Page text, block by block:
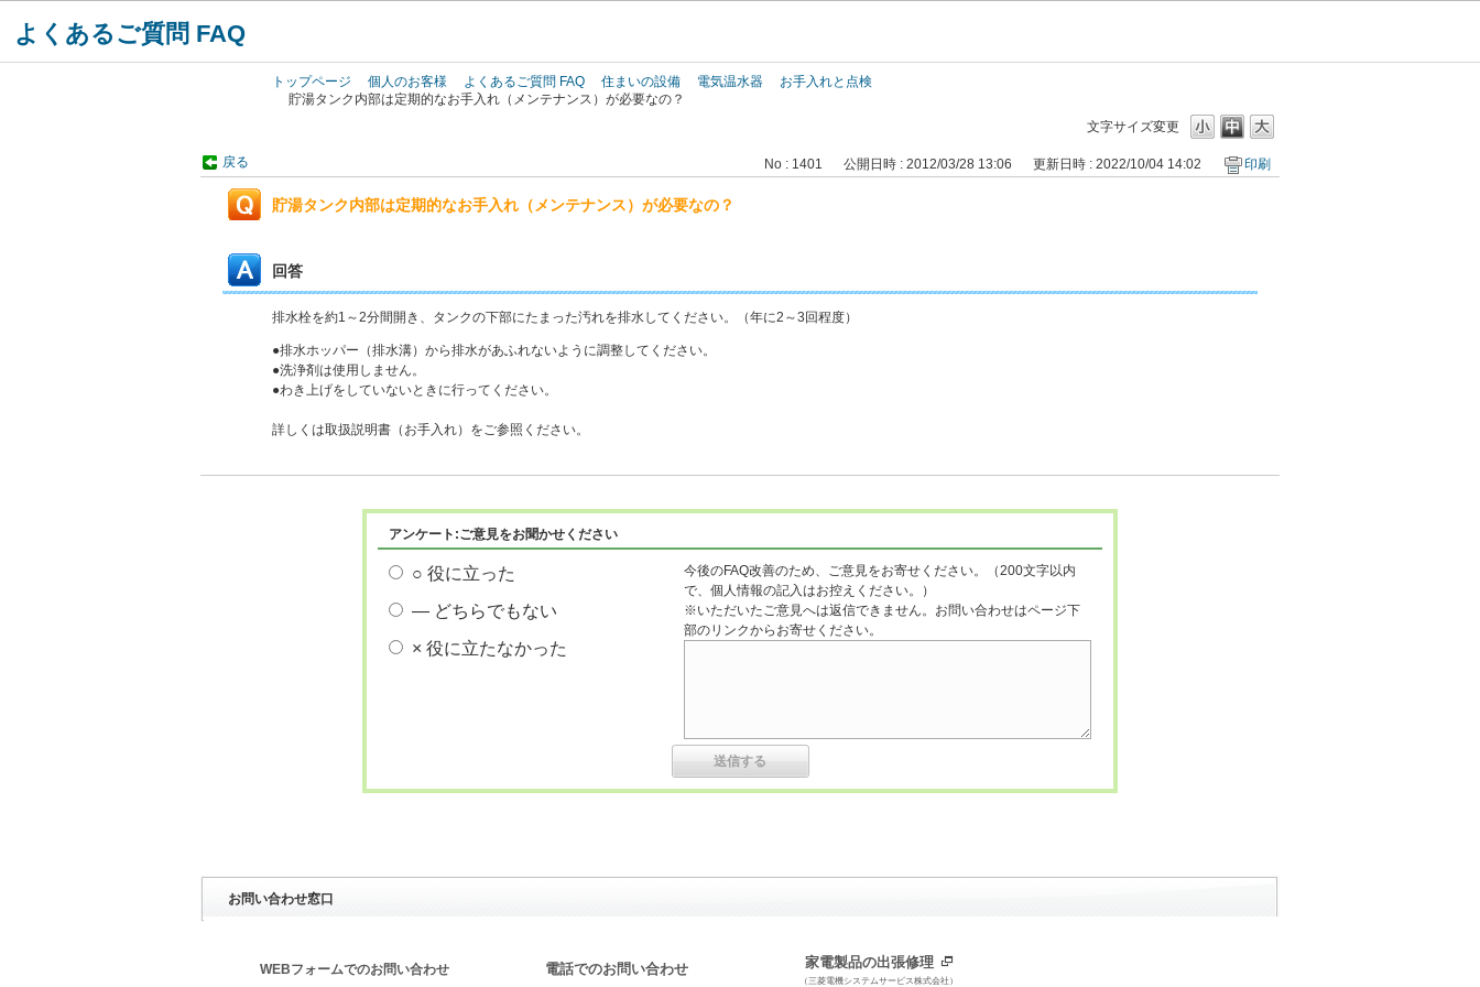
よくあるご質問 FAQ
トップページ 個人のお客様 よくあるご質問 FAQ 住まいの設備 電気温水器
お手入れと点検
貯湯タンク内部は定期的なお手入れ（メンテナンス）が必要なの？
文字サイズ変更
戻る No : 1401 公開日時 : 2012/03/28 13:06 更新日時 : 2022/10/04 14:02 印刷
貯湯タンク内部は定期的なお手入れ（メンテナンス）が必要なの？
回答
排水栓を約1～2分間開き、タンクの下部にたまった汚れを排水してください。（年に2～3回程度）
●排水ホッパー（排水溝）から排水があふれないように調整してください。
●洗浄剤は使用しません。
●わき上げをしていないときに行ってください。
詳しくは取扱説明書（お手入れ）をご参照ください。
アンケート:ご意見をお聞かせください
○ 役に立った
― どちらでもない
× 役に立たなかった
今後のFAQ改善のため、ご意見をお寄せください。（200文字以内
で、個人情報の記入はお控えください。）
※いただいたご意見へは返信できません。お問い合わせはページ下
部のリンクからお寄せください。
お問い合わせ窓口
WEBフォームでのお問い合わせ 電話でのお問い合わせ 家電製品の出張修理
（三菱電機システムサービス株式会社）